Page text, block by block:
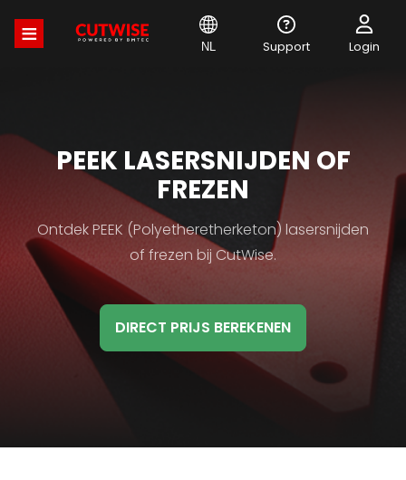
en
naar
de
NL Support Login
MATERIAL
TITLE
PEEK LASERSNIJDEN OF
FREZEN
Material
HB
Description
Ontdek PEEK (Polyetheretherketon) lasersnijden
of frezen bij CutWise.
DIRECT PRIJS BEREKENEN